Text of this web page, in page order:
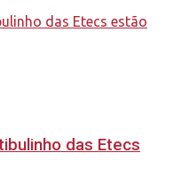
das Etecs